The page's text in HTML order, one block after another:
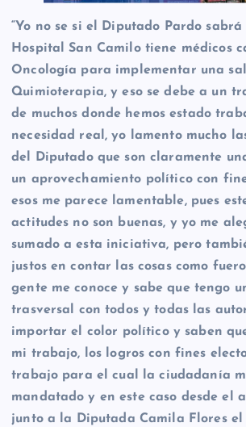
“Yo no se si el Diputado Pardo sabrá
Hospital San Camilo tiene médicos
Oncología para implementar una
Quimioterapia, y eso se debe a un
de muchos donde hemos estado
necesidad real, yo lamento mucho
del Diputado que son claramente
un aprovechamiento político con
esos me parece lamentable, pues
actitudes no son buenas, y yo me
sumado a esta iniciativa, pero
justos en contar las cosas como
gente me conoce y sabe que tengo
trasversal con todos y todas las
importar el color político y saben
mi trabajo, los logros con fines
trabajo para el cual la ciudadanía
mandatado y en este caso desde el
junto a la Diputada Camila Flores el